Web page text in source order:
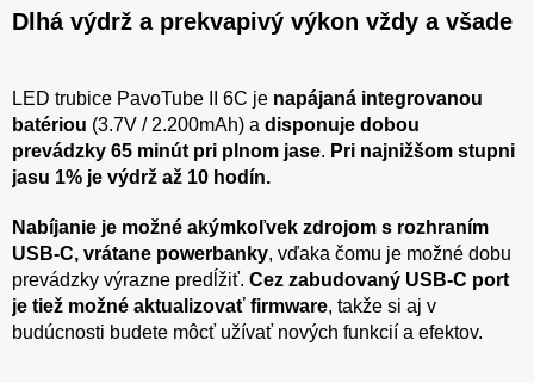
Dlhá výdrž a prekvapivý výkon vždy a všade
LED trubice PavoTube II 6C je napájaná integrovanou
batériou (3.7V / 2.200mAh) a disponuje dobou
prevádzky 65 minút pri plnom jase. Pri najnižšom stupni
jasu 1% je výdrž až 10 hodín.
Nabíjanie je možné akýmkoľvek zdrojom s rozhraním
USB-C, vrátane powerbanky, vďaka čomu je možné dobu
prevádzky výrazne predĺžiť. Cez zabudovaný USB-C port
je tiež možné aktualizovať firmware, takže si aj v
budúcnosti budete môcť užívať nových funkcií a efektov.